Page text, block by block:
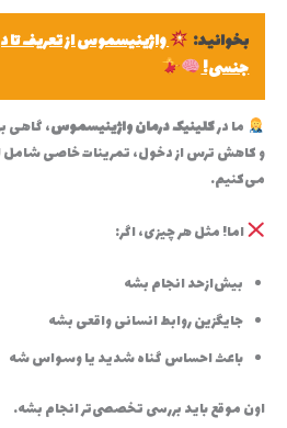
بخوانید:
واژینیسموس از تعریف تا
جنسی!
ما درکلینیک درمان واژینیسموس، گاهی
و کاهش ترس از دخول، تمرینات خاصی
می‌کنیم.
اما! مثل هر چیزی، اگر:
بیش‌ازحد انجام بشه
جایگزین روابط انسانی واقعی بشه
باعث احساس گناه شدید یا وسواس شه
اون موقع باید بررسی تخصصی‌تر انجام بشه.